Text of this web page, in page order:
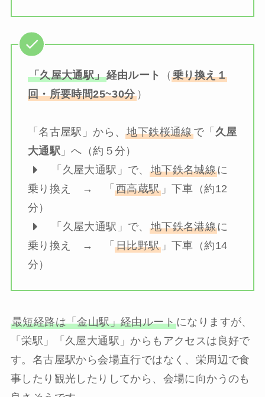
「久屋大通駅」経由ルート （乗り換え１
回・所要時間25~30分）
「名古屋駅」から、地下鉄桜通線で「 久屋
大通駅 」へ（約５分）
「久屋大通駅」で、 地下鉄名城線に
乗り換え → 「西高蔵駅」下車（約12
分）
「久屋大通駅」で、 地下鉄名港線に
乗り換え → 「日比野駅」下車（約14
分）
最短経路は「金山駅」経由ルートになりますが、
「栄駅」「久屋大通駅」からもアクセスは良好で
す。名古屋駅から会場直行ではなく、栄周辺で食
事したり観光したりしてから、会場に向かうのも